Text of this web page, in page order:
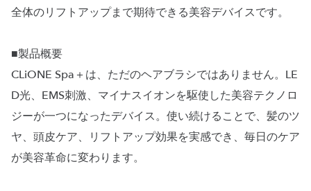
全体のリフトアップまで期待できる美容デバイスです。
■製品概要
CLiONE Spa＋は、ただのヘアブラシではありません。LE
D光、EMS刺激、マイナスイオンを駆使した美容テクノロ
ジーが一つになったデバイス。使い続けることで、髪のツ
ヤ、頭皮ケア、リフトアップ効果を実感でき、毎日のケア
が美容革命に変わります。